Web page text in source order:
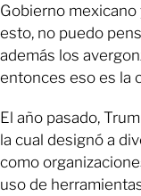
Gobierno
esto, no puedo
además los
entonces eso es la
El año pasado,
la cual designó a
como
uso de